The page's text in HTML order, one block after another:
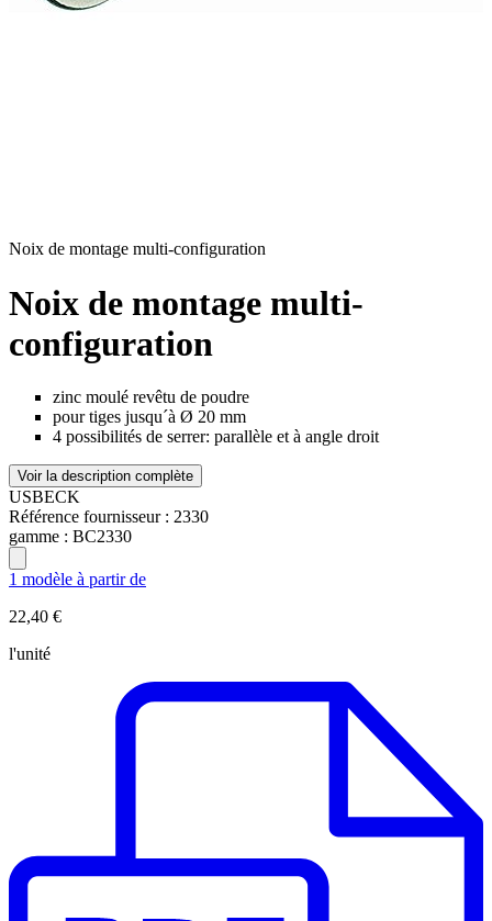
Noix de montage multi-configuration
Noix de montage multi-
configuration
zinc moulé revêtu de poudre
pour tiges jusqu´à Ø 20 mm
4 possibilités de serrer: parallèle et à angle droit
Voir la description complète
USBECK
Référence fournisseur : 2330
gamme : BC2330
1 modèle à partir de
22,40 €
l'unité